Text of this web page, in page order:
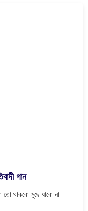
গান
থাকবো মুছে যাবো না